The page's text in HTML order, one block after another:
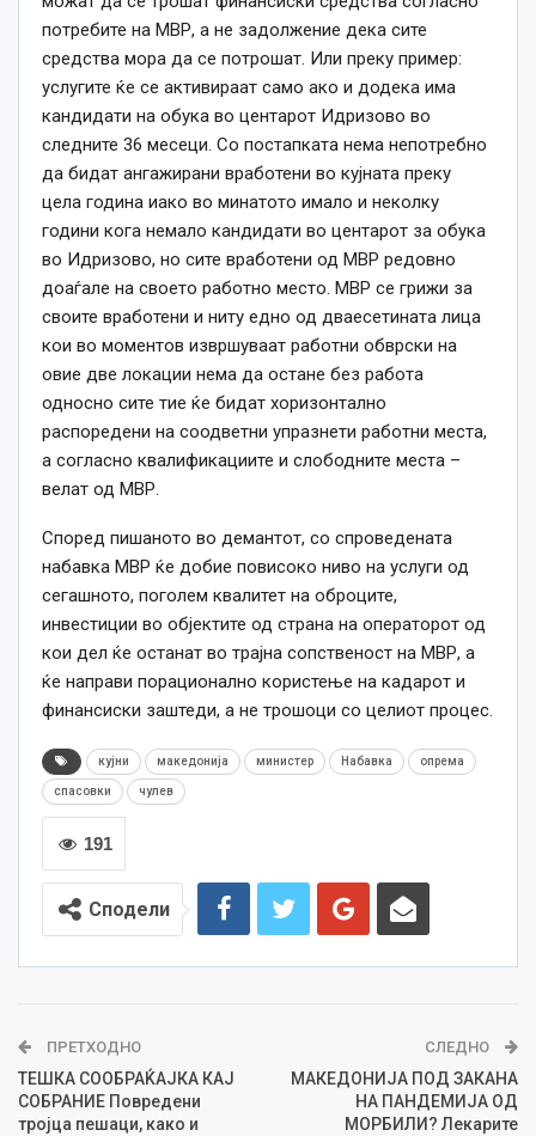
потребите на МВР, а не задолжение дека сите
средства мора да се потрошат. Или преку пример:
услугите ќе се активираат само ако и додека има
кандидати на обука во центарот Идризово во
следните 36 месеци. Со постапката нема непотребно
да бидат ангажирани вработени во кујната преку
цела година иако во минатото имало и неколку
години кога немало кандидати во центарот за обука
во Идризово, но сите вработени од МВР редовно
доаѓале на своето работно место. МВР се грижи за
своите вработени и ниту едно од дваесетината лица
кои во моментов извршуваат работни обврски на
овие две локации нема да остане без работа
односно сите тие ќе бидат хоризонтално
распоредени на соодветни упразнети работни места,
а согласно квалификациите и слободните места –
велат од МВР.
Според пишаното во демантот, со спроведената
набавка МВР ќе добие повисоко ниво на услуги од
сегашното, поголем квалитет на оброците,
инвестиции во објектите од страна на операторот од
кои дел ќе останат во трајна сопственост на МВР, а
ќе направи порационално користење на кадарот и
финансиски заштеди, а не трошоци со целиот процес.
кујни македонија министер Набавка опрема
спасовки чулев
191
Сподели
ПРЕТХОДНО
ТЕШКА СООБРАЌАЈКА КАЈ
СОБРАНИЕ Повредени
тројца пешаци, како и
СЛЕДНО
МАКЕДОНИЈА ПОД ЗАКАНА
НА ПАНДЕМИЈА ОД
МОРБИЛИ? Лекарите